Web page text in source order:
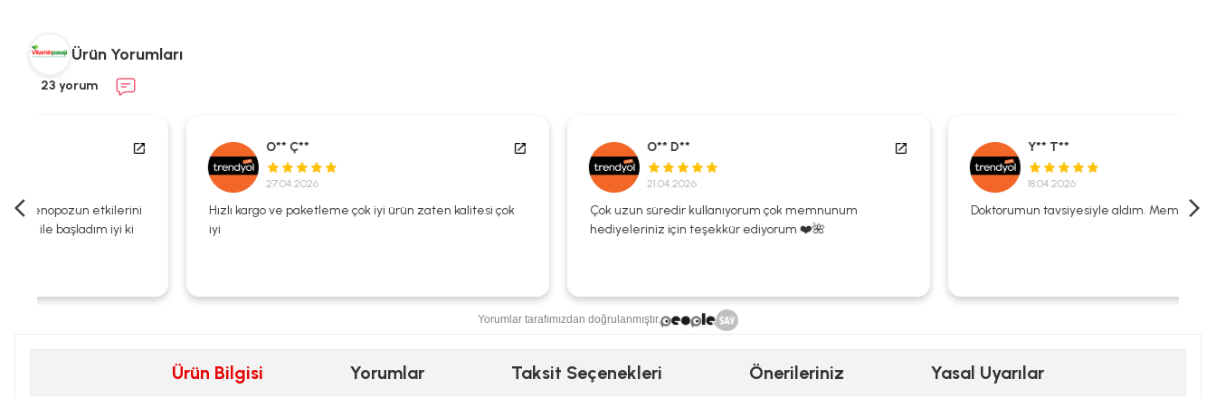
Ürün Yorumları
23 yorum
O** Ç**
Hızlı kargo ve paketleme çok iyi ürün zaten kalitesi çok
iyi
O** D**
Çok uzun süredir kullanıyorum çok memnunum
hediyeleriniz için teşekkür ediyorum ❤️🌺
Y** T**
Doktorumun tavsiyesiyle aldım. Memnunum.
Yorumlar tarafımızdan doğrulanmıştır.
Ürün Bilgisi Yorumlar Taksit Seçenekleri Önerileriniz Yasal Uyarılar